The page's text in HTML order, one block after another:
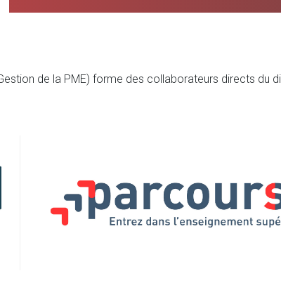
de la PME) forme des collaborateurs directs du